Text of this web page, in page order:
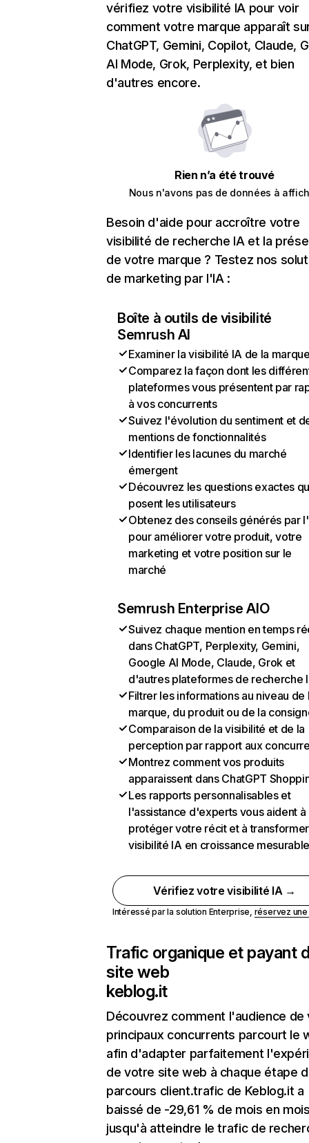
vérifiez votre visibilité IA pour voir
comment votre marque apparaît
ChatGPT, Gemini, Copilot, Claude,
AI Mode, Grok, Perplexity, et bien
d'autres encore.
Rien n’a été trouvé
Nous n'avons pas de données à
Besoin d'aide pour accroître votre
visibilité de recherche IA et la
de votre marque ? Testez nos
de marketing par l'IA :
Boîte à outils de visibilité
Semrush AI
Examiner la visibilité IA de la
Comparez la façon dont les
plateformes vous présentent par
à vos concurrents
Suivez l'évolution du sentiment et
mentions de fonctionnalités
Identifier les lacunes du marché
émergent
Découvrez les questions exactes
posent les utilisateurs
Obtenez des conseils générés par
pour améliorer votre produit, votre
marketing et votre position sur le
marché
Semrush Enterprise AIO
Suivez chaque mention en temps
dans ChatGPT, Perplexity, Gemini,
Google AI Mode, Claude, Grok et
d'autres plateformes de recherche
Filtrer les informations au niveau de
marque, du produit ou de la
Comparaison de la visibilité et de la
perception par rapport aux
Montrez comment vos produits
apparaissent dans ChatGPT
Les rapports personnalisables et
l'assistance d'experts vous aident à
protéger votre récit et à
visibilité IA en croissance
Vérifiez votre visibilité IA →
Intéressé par la solution Enterprise, réservez
Trafic organique et payant
site web
keblog.it
Découvrez comment l'audience de
principaux concurrents parcourt le
afin d'adapter parfaitement
de votre site web à chaque étape
parcours client.trafic de Keblog.it a
baissé de -29,61 % de mois en
jusqu'à atteindre le trafic de